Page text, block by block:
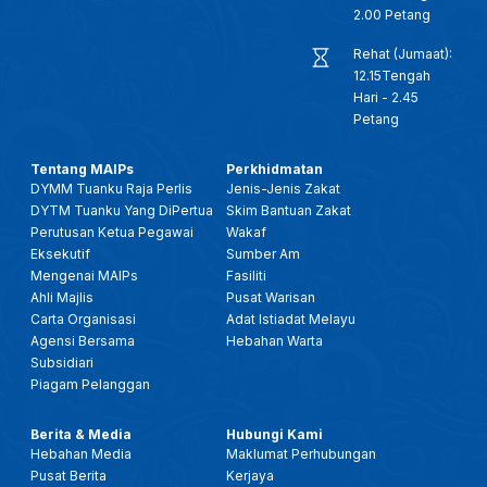
25 JAN 2026- BTH- BAHASA MELAYU DI PERINGKAT SERANTAU, PERLU DIMARTABAT SEBAGAI BAHASA ILMU & DAKWAH
25 JANUARI 2026 - KANTA 744 PAGI
2.00 Petang
Rehat (Jumaat):
12.15Tengah
Hari - 2.45
Petang
Tentang MAIPs
DYMM Tuanku Raja Perlis
DYTM Tuanku Yang DiPertua
Perutusan Ketua Pegawai
Eksekutif
Mengenai MAIPs
Ahli Majlis
Carta Organisasi
Agensi Bersama
Subsidiari
Piagam Pelanggan
Perkhidmatan
Jenis-Jenis Zakat
Skim Bantuan Zakat
Wakaf
Sumber Am
Fasiliti
Pusat Warisan
Adat Istiadat Melayu
Hebahan Warta
Berita & Media
Hebahan Media
Pusat Berita
Hubungi Kami
Maklumat Perhubungan
Kerjaya